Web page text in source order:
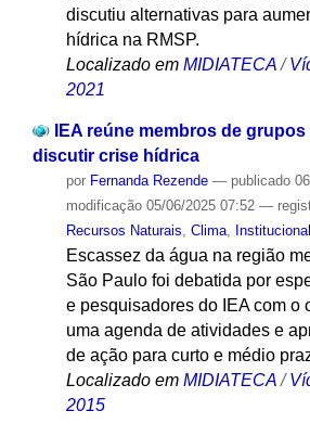
discutiu alternativas para
hídrica na RMSP.
Localizado em MIDIATECA /
2021
IEA reúne membros de
discutir crise hídrica
por Fernanda Rezende — publicado
modificação05/06/2025 07:52 —
Recursos Naturais, Clima, Institucional
Escassez da água na região
São Paulo foi debatida por
e pesquisadores do IEA com o
uma agenda de atividades e
de ação para curto e médio
Localizado em MIDIATECA /
2015